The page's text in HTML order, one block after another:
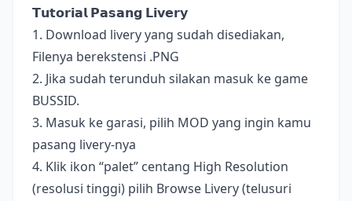
𝗧𝘂𝘁𝗼𝗿𝗶𝗮𝗹 𝗣𝗮𝘀𝗮𝗻𝗴 𝗟𝗶𝘃𝗲𝗿𝘆
1. Download livery yang sudah disediakan,
Filenya berekstensi .PNG
2. Jika sudah terunduh silakan masuk ke game
BUSSID.
3. Masuk ke garasi, pilih MOD yang ingin kamu
pasang livery-nya
4. Klik ikon “palet” centang High Resolution
(resolusi tinggi) pilih Browse Livery (telusuri